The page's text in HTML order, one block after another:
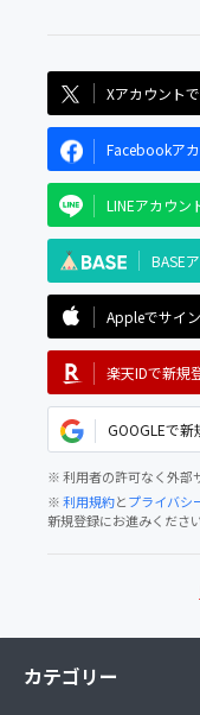
Xアカウント
Facebookア
LINEアカウン
BASE
Appleでサイ
楽天IDで新規
GOOGLEで新
※ 利用者の許可なく外部
※利用規約とプライバシ
新規登録にお進みください
カテゴリー